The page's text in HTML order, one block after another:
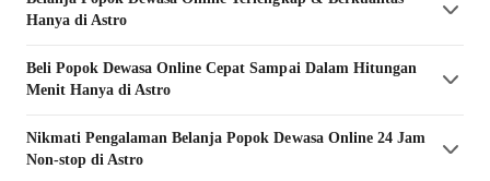
Hanya di Astro
BeliPopok Dewasa Online Cepat Sampai Dalam Hitungan
Menit Hanya di Astro
Nikmati Pengalaman BelanjaPopok DewasaOnline 24 Jam
Non-stop di Astro